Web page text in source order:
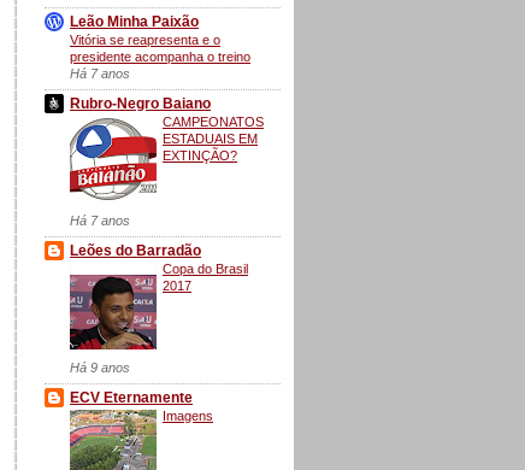
Leão Minha Paixão
Vitória se reapresenta e o
presidente acompanha o treino
Há 7 anos
Rubro-Negro Baiano
CAMPEONATOS
ESTADUAIS EM
EXTINÇÃO?
Há 7 anos
Leões do Barradão
Copa do Brasil
2017
Há 9 anos
ECV Eternamente
Imagens